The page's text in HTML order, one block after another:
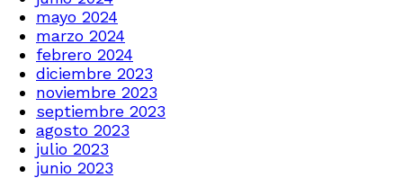
mayo 2024
marzo 2024
febrero 2024
diciembre 2023
noviembre 2023
septiembre 2023
agosto 2023
julio 2023
junio 2023